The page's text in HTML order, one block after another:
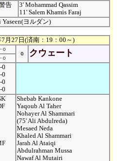
告
3' Mohammad Qassim
11' Salem Khamis Faraj
ヨルダン)
月27日(済南：19：00～)
０
０
クウェート
０
0
0
0
0
Shebab Kankone
Yaqoub Al Taher
Nohayer Al Shammari
(75' Ali Abdulreda)
Mesaed Neda
Khaled Al Shammari
Jarah Al Ataiqi
Abdulrahman Mussa
Nawaf Al Mutairi